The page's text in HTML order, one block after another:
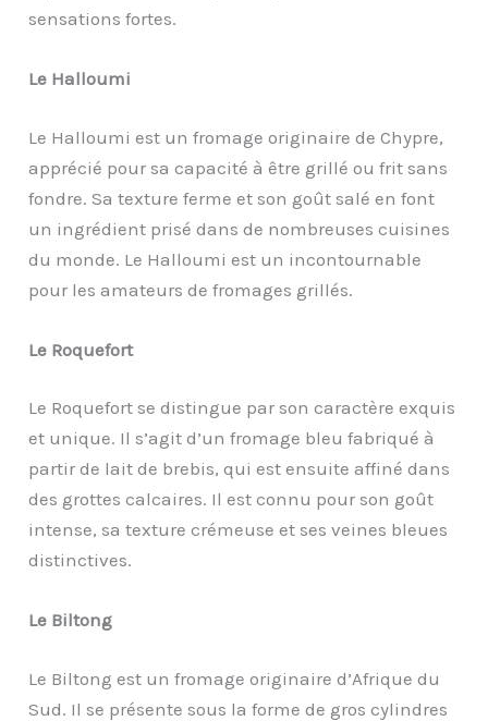
sensations fortes.
Le Halloumi
Le Halloumi est un fromage originaire de Chypre,
apprécié pour sa capacité à être grillé ou frit sans
fondre. Sa texture ferme et son goût salé en font
un ingrédient prisé dans de nombreuses cuisines
du monde. Le Halloumi est un incontournable
pour les amateurs de fromages grillés.
Le Roquefort
Le Roquefort se distingue par son caractère exquis
et unique. Il s’agit d’un fromage bleu fabriqué à
partir de lait de brebis, qui est ensuite affiné dans
des grottes calcaires. Il est connu pour son goût
intense, sa texture crémeuse et ses veines bleues
distinctives.
Le Biltong
Le Biltong est un fromage originaire d’Afrique du
Sud. Il se présente sous la forme de gros cylindres